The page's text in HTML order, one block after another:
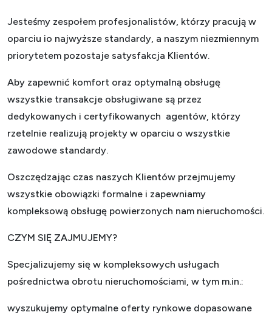
Jesteśmy zespołem profesjonalistów, którzy pracują w
oparciu io najwyższe standardy, a naszym niezmiennym
priorytetem pozostaje satysfakcja Klientów.
Aby zapewnić komfort oraz optymalną obsługę
wszystkie transakcje obsługiwane są przez
dedykowanych i certyfikowanych agentów, którzy
rzetelnie realizują projekty w oparciu o wszystkie
zawodowe standardy.
Oszczędzając czas naszych Klientów przejmujemy
wszystkie obowiązki formalne i zapewniamy
kompleksową obsługę powierzonych nam nieruchomości.
CZYM SIĘ ZAJMUJEMY?
Specjalizujemy się w kompleksowych usługach
pośrednictwa obrotu nieruchomościami, w tym m.in.:
wyszukujemy optymalne oferty rynkowe dopasowane